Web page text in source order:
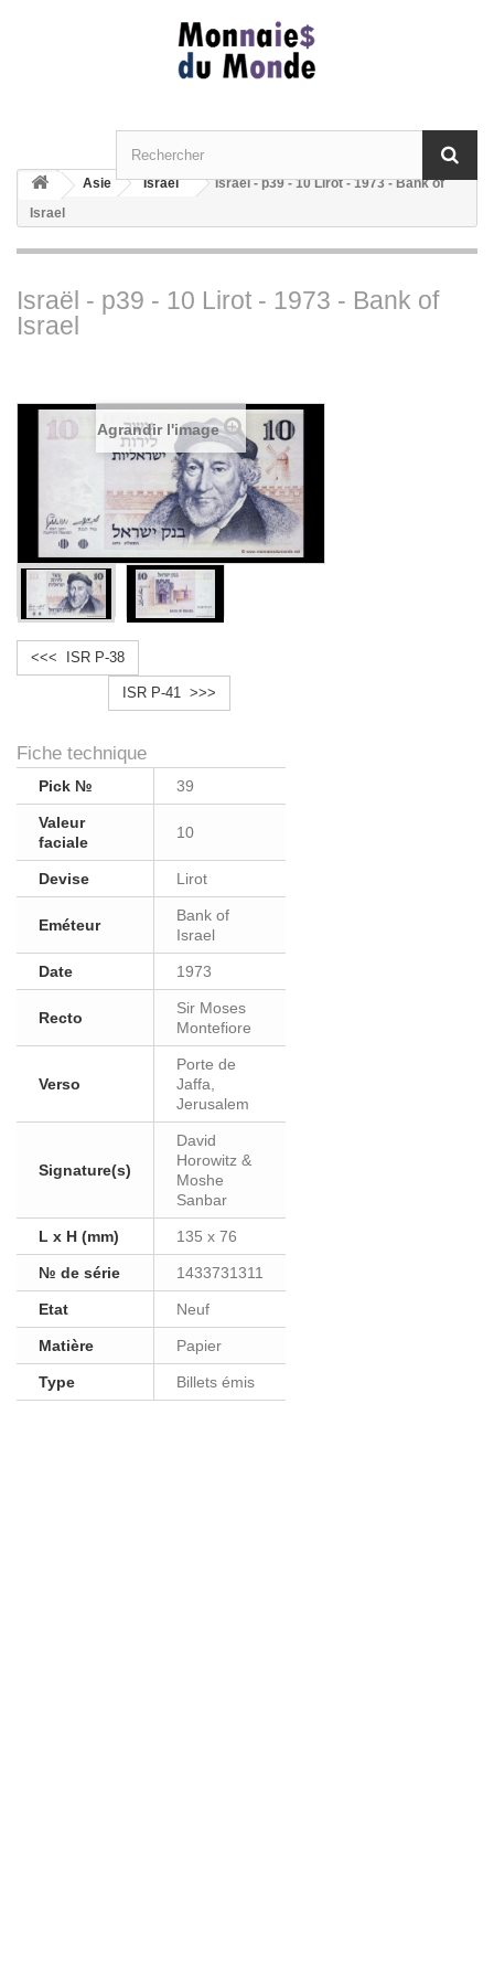
Asie Israël
Israël - p39 - 10 Lirot - 1973 - Bank of
Israel
Israël - p39 - 10 Lirot - 1973 - Bank of
Israel
Agrandir l'image
<<< ISR P-38
ISR P-41 >>>
Fiche technique
Pick № 39
Valeur
faciale
10
Devise Lirot
Eméteur
Bank of
Israel
Date 1973
Recto
Sir Moses
Montefiore
Verso
Porte de
Jaffa,
Jerusalem
Signature(s)
David
Horowitz &
Moshe
Sanbar
L x H (mm) 135 x 76
№ de série 1433731311
Etat Neuf
Matière Papier
Type Billets émis